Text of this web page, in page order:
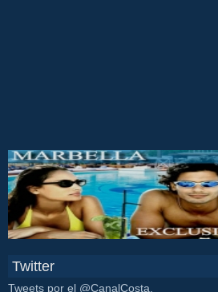
Twitter
Tweets por el @CanalCosta.